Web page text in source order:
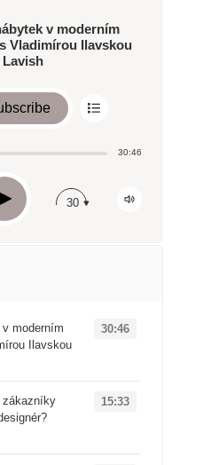
v moderním
Vladimírou Ilavskou
30:46
Play 30
moderním
Ilavskou
30:46
15:33
Podcast